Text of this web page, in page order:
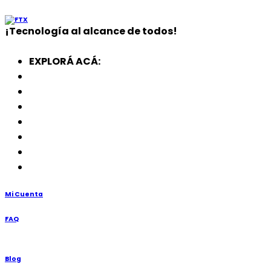
¡Tecnología al alcance de todos!
EXPLORÁ ACÁ:
Mi Cuenta
FAQ
Blog